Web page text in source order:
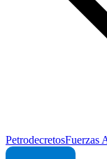
PetrodecretosFuerzas